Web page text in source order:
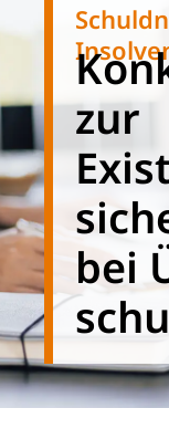
zur
bei